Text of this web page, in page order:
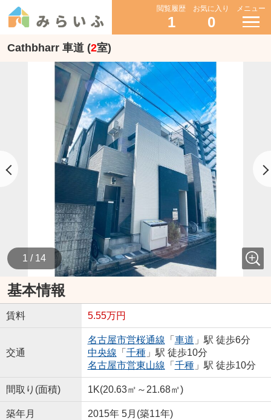
閲覧履歴
1
お気に入り
0
メニュー
Cathbharr 車道 (2室)
1 / 14
基本情報
賃料 5.55万円
交通
名古屋市営桜通線 「 車道 」駅 徒歩6分
中央線 「 千種」駅 徒歩10分
名古屋市営東山線 「 千種」駅 徒歩10分
間取り(面積) 1K(20.63㎡～21.68㎡)
築年月 2015年 5月(築11年)